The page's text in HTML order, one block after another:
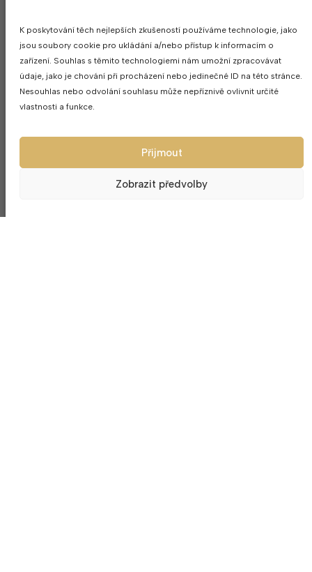
K poskytování těch nejlepších zkušeností používáme technologie, jako
jsou soubory cookie pro ukládání a/nebo přístup k informacím o
zařízení. Souhlas s těmito technologiemi nám umožní zpracovávat
údaje, jako je chování při procházení nebo jedinečné ID na této stránce.
Nesouhlas nebo odvolání souhlasu může nepříznivě ovlivnit určité
vlastnosti a funkce.
Přijmout
Zobrazit předvolby
Svatební sklenice na šampanksé
2ks Grace 210ml
Váza na